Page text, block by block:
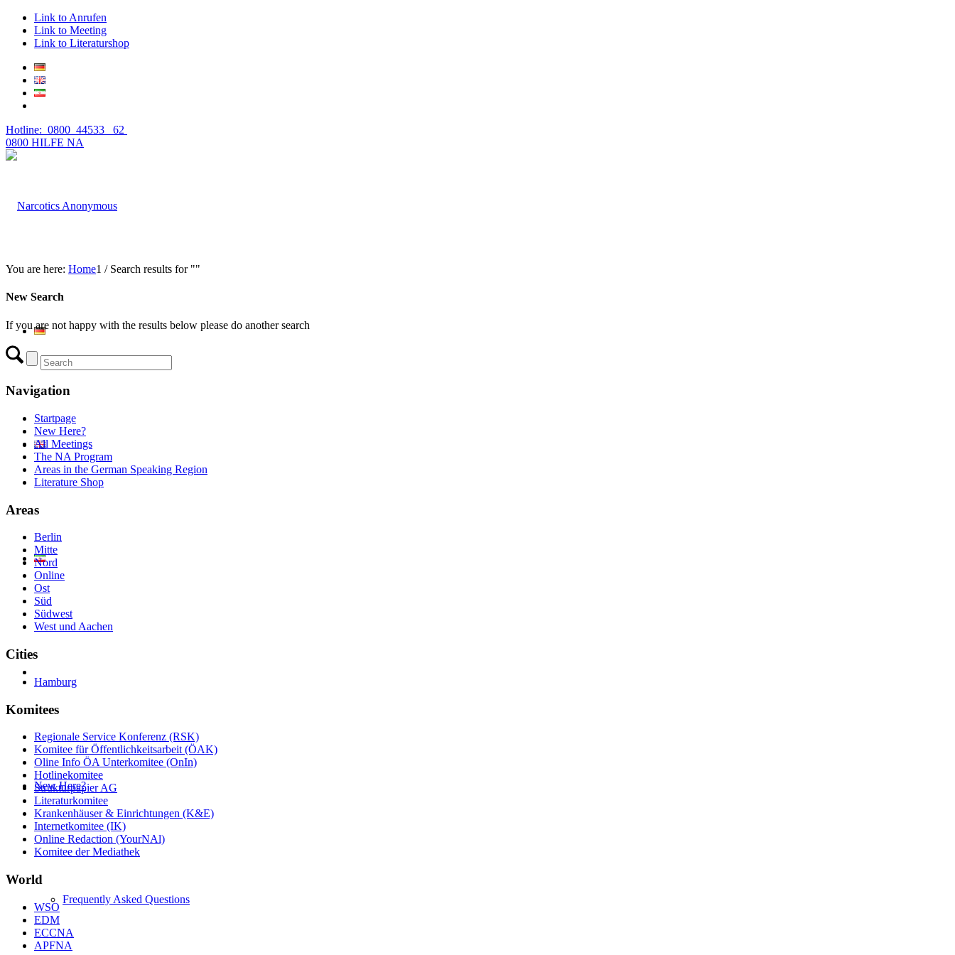
Link to Anrufen
Link to Meeting
Link to Literaturshop
Hotline: 0800 44533 62
0800 HILFE NA
New Here?
Frequently Asked Questions
You are here: Home1 / Search results for ""
New Search
If you are not happy with the results below please do another search
Navigation
Startpage
New Here?
All Meetings
The NA Program
Areas in the German Speaking Region
Literature Shop
Areas
Berlin
Mitte
Nord
Online
Ost
Süd
Südwest
West und Aachen
Cities
Hamburg
Komitees
Regionale Service Konferenz (RSK)
Komitee für Öffentlichkeitsarbeit (ÖAK)
Oline Info ÖA Unterkomitee (OnIn)
Hotlinekomitee
Strukturpapier AG
Literaturkomitee
Krankenhäuser & Einrichtungen (K&E)
Internetkomitee (IK)
Online Redaction (YourNAl)
Komitee der Mediathek
World
WSO
EDM
ECCNA
APFNA